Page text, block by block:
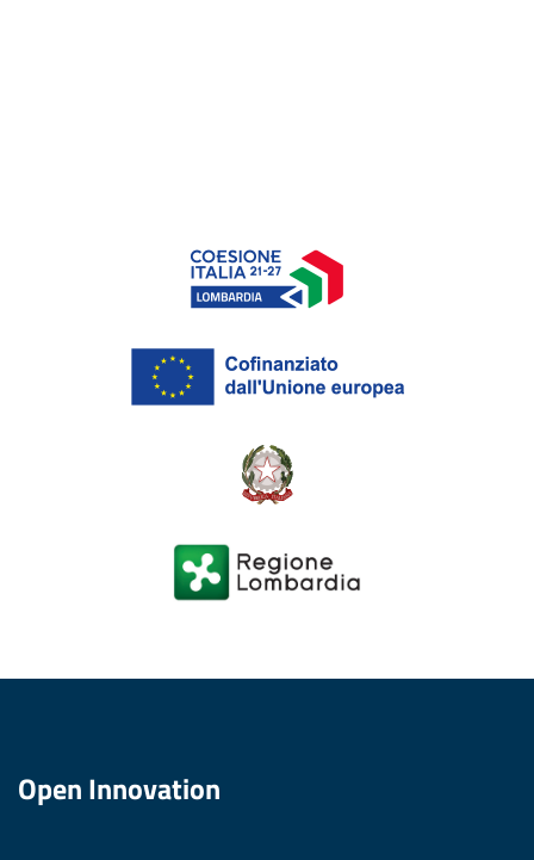
Open Innovation